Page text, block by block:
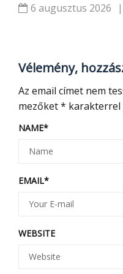
6 augusztus 2026
|
Vélemény,
Az email címet nem
mezőket* karakterrel
NAME*
EMAIL*
WEBSITE